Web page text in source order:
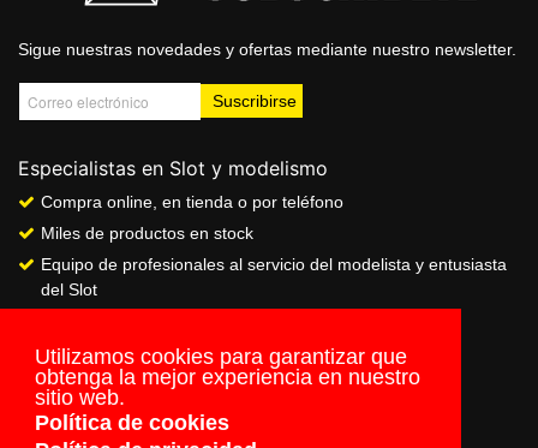
Utilizamos cookies para garantizar que
obtenga la mejor experiencia en nuestro
sitio web.
Política de cookies
Sigue nuestras novedades y ofertas mediante nuestro newsletter.
Especialistas en Slot y modelismo
Compra online, en tienda o por teléfono
Miles de productos en stock
Equipo de profesionales al servicio del modelista y entusiasta
del Slot
Servicio de pago seguro online
Envios a todo el mundo